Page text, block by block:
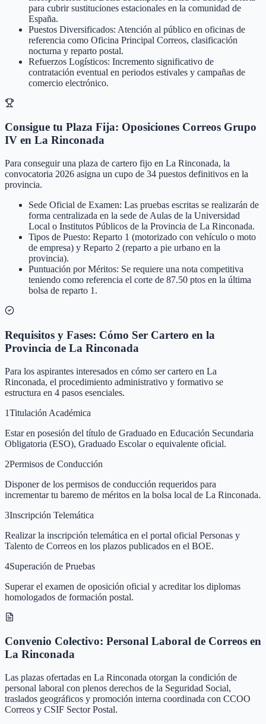
para cubrir sustituciones estacionales en la comunidad de
España.
Puestos Diversificados: Atención al público en oficinas de
referencia como Oficina Principal Correos, clasificación
nocturna y reparto postal.
Refuerzos Logísticos: Incremento significativo de
contratación eventual en periodos estivales y campañas de
comercio electrónico.
Consigue tu Plaza Fija: Oposiciones Correos Grupo
IV en La Rinconada
Para conseguir una plaza de cartero fijo en La Rinconada, la
convocatoria 2026 asigna un cupo de 34 puestos definitivos en la
provincia.
Sede Oficial de Examen: Las pruebas escritas se realizarán de
forma centralizada en la sede de Aulas de la Universidad
Local o Institutos Públicos de la Provincia de La Rinconada.
Tipos de Puesto: Reparto 1 (motorizado con vehículo o moto
de empresa) y Reparto 2 (reparto a pie urbano en la
provincia).
Puntuación por Méritos: Se requiere una nota competitiva
teniendo como referencia el corte de 87.50 ptos en la última
bolsa de reparto 1.
Requisitos y Fases: Cómo Ser Cartero en la
Provincia de La Rinconada
Para los aspirantes interesados en cómo ser cartero en La
Rinconada, el procedimiento administrativo y formativo se
estructura en 4 pasos esenciales.
1Titulación Académica
Estar en posesión del título de Graduado en Educación Secundaria
Obligatoria (ESO), Graduado Escolar o equivalente oficial.
2Permisos de Conducción
Disponer de los permisos de conducción requeridos para
incrementar tu baremo de méritos en la bolsa local de La Rinconada.
3Inscripción Telemática
Realizar la inscripción telemática en el portal oficial Personas y
Talento de Correos en los plazos publicados en el BOE.
4Superación de Pruebas
Superar el examen de oposición oficial y acreditar los diplomas
homologados de formación postal.
Convenio Colectivo: Personal Laboral de Correos en
La Rinconada
Las plazas ofertadas en La Rinconada otorgan la condición de
personal laboral con plenos derechos de la Seguridad Social,
traslados geográficos y promoción interna coordinada con CCOO
Correos y CSIF Sector Postal.